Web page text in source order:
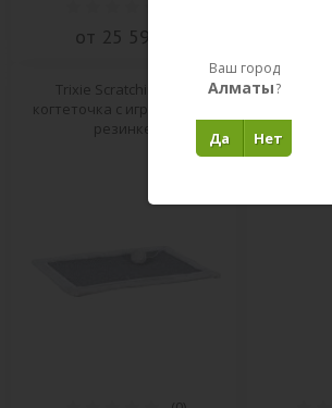
от 25 590 ₸
Trixie Scratching Mat
когтеточка с игрушкой на
резинке
Trixie
Ваш город
Алматы?
Нет
Да